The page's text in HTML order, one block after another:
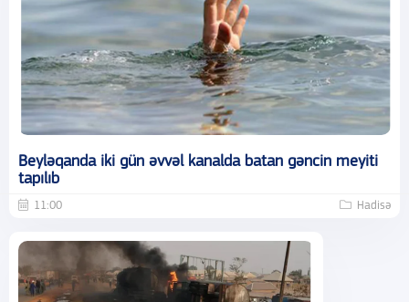
Beyləqanda iki gün əvvəl kanalda batan gəncin meyiti
tapılıb
11:00 Hadisə